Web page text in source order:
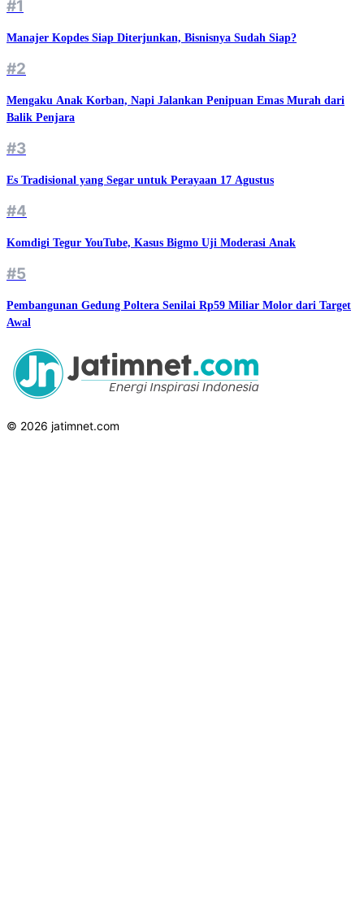
#1
Manajer Kopdes Siap Diterjunkan, Bisnisnya Sudah Siap?
#2
Mengaku Anak Korban, Napi Jalankan Penipuan Emas Murah dari
Balik Penjara
#3
Es Tradisional yang Segar untuk Perayaan 17 Agustus
#4
Komdigi Tegur YouTube, Kasus Bigmo Uji Moderasi Anak
#5
Pembangunan Gedung Poltera Senilai Rp59 Miliar Molor dari Target
Awal
© 2026 jatimnet.com